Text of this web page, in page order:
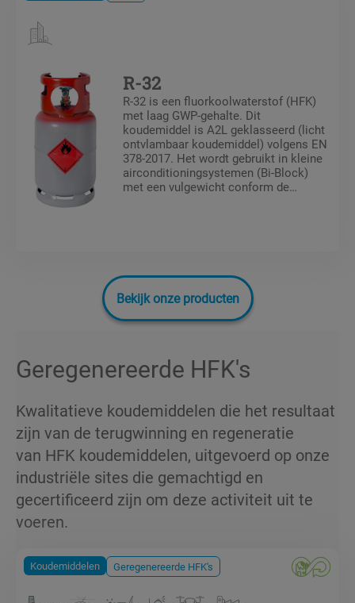
R-32
R-32 is een fluorkoolwaterstof (HFK)
met laag GWP-gehalte. Dit
koudemiddel is A2L geklasseerd (licht
ontvlambaar koudemiddel) volgens EN
378-2017. Het wordt gebruikt in kleine
airconditioningsystemen (Bi-Block)
met een vulgewicht conform de
Bekijk onze producten
Geregenereerde HFK's
Kwalitatieve koudemiddelen die het resultaat
zijn van de terugwinning en regeneratie
van HFK koudemiddelen, uitgevoerd op onze
industriële sites die gemachtigd en
gecertificeerd zijn om deze activiteit uit te
voeren.
Koudemiddelen Geregenereerde HFK's